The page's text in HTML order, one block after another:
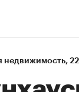
недвижимость⁠,